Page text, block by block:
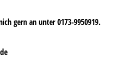
gern an unter 0173-9950919.